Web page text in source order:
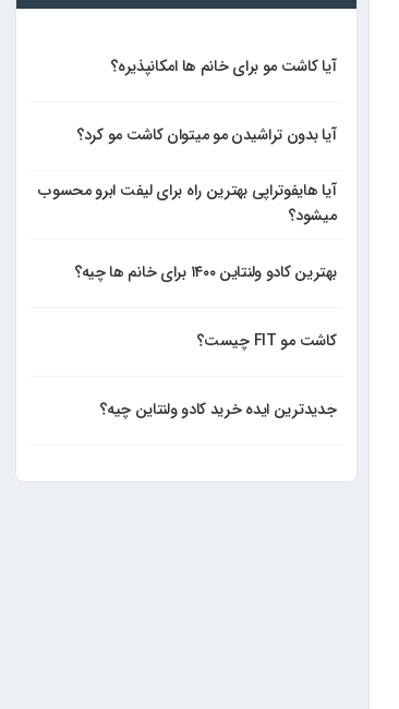
آیا کاشت مو برای خانم ها امکانپذیره؟
آیا بدون تراشیدن مو میتوان کاشت مو کرد؟
آیا هایفوتراپی بهترین راه برای لیفت ابرو محسوب
میشود؟
بهترین کادو ولنتاین ۱۴۰۰ برای خانم ها چیه؟
کاشت مو FIT چیست؟
جدیدترین ایده خرید کادو ولنتاین چیه؟